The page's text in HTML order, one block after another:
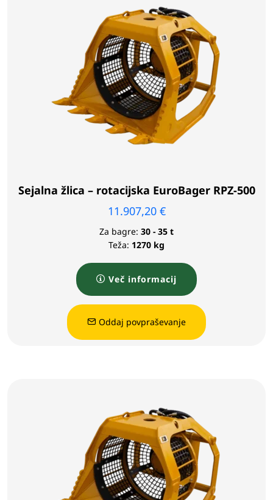
Sejalna žlica – rotacijska EuroBager RPZ-500
11.907,20 €
Za bagre: 30 - 35 t
Teža: 1270 kg
Več informacij
Oddaj povpraševanje